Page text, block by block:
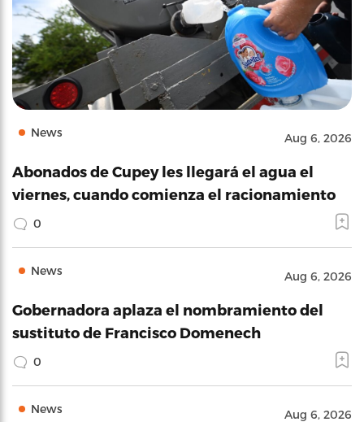
News Aug 6, 2026
Abonados de Cupey les llegará el agua el
viernes, cuando comienza el racionamiento
0
News Aug 6, 2026
Gobernadora aplaza el nombramiento del
sustituto de Francisco Domenech
0
News Aug 6, 2026